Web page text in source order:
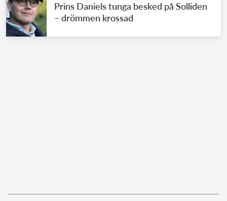
Prins Daniels tunga besked på Solliden
– drömmen krossad